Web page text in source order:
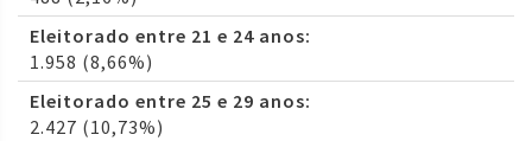
Eleitorado entre 21 e 24 anos:
1.958 (8,66%)
Eleitorado entre 25 e 29 anos:
2.427 (10,73%)